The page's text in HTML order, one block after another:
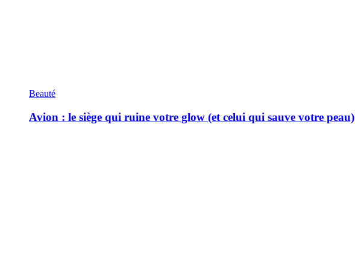
Beauté
Avion : le siège qui ruine votre glow (et celui qui sauve votre peau)